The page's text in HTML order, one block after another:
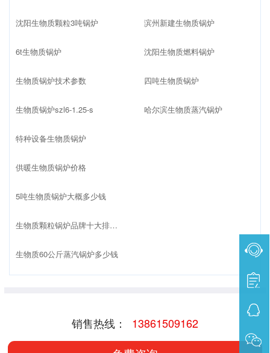
沈阳生物质颗粒3吨锅炉
6t生物质锅炉
生物质锅炉技术参数
滨州新建生物质锅炉
沈阳生物质燃料锅炉
四吨生物质锅炉
生物质锅炉szl6-1.25-s
特种设备生物质锅炉
供暖生物质锅炉价格
5吨生物质锅炉大概多少钱
生物质颗粒锅炉品牌十大排名榜
生物质60公斤蒸汽锅炉多少钱
哈尔滨生物质蒸汽锅炉
销售热线： 13861509162